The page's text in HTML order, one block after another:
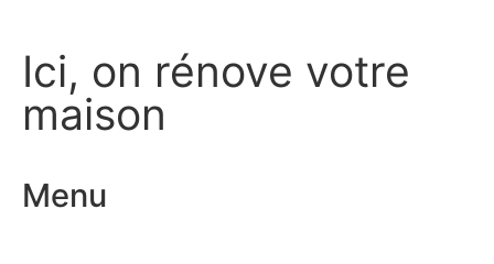
Ici, on rénove votre
maison
Menu